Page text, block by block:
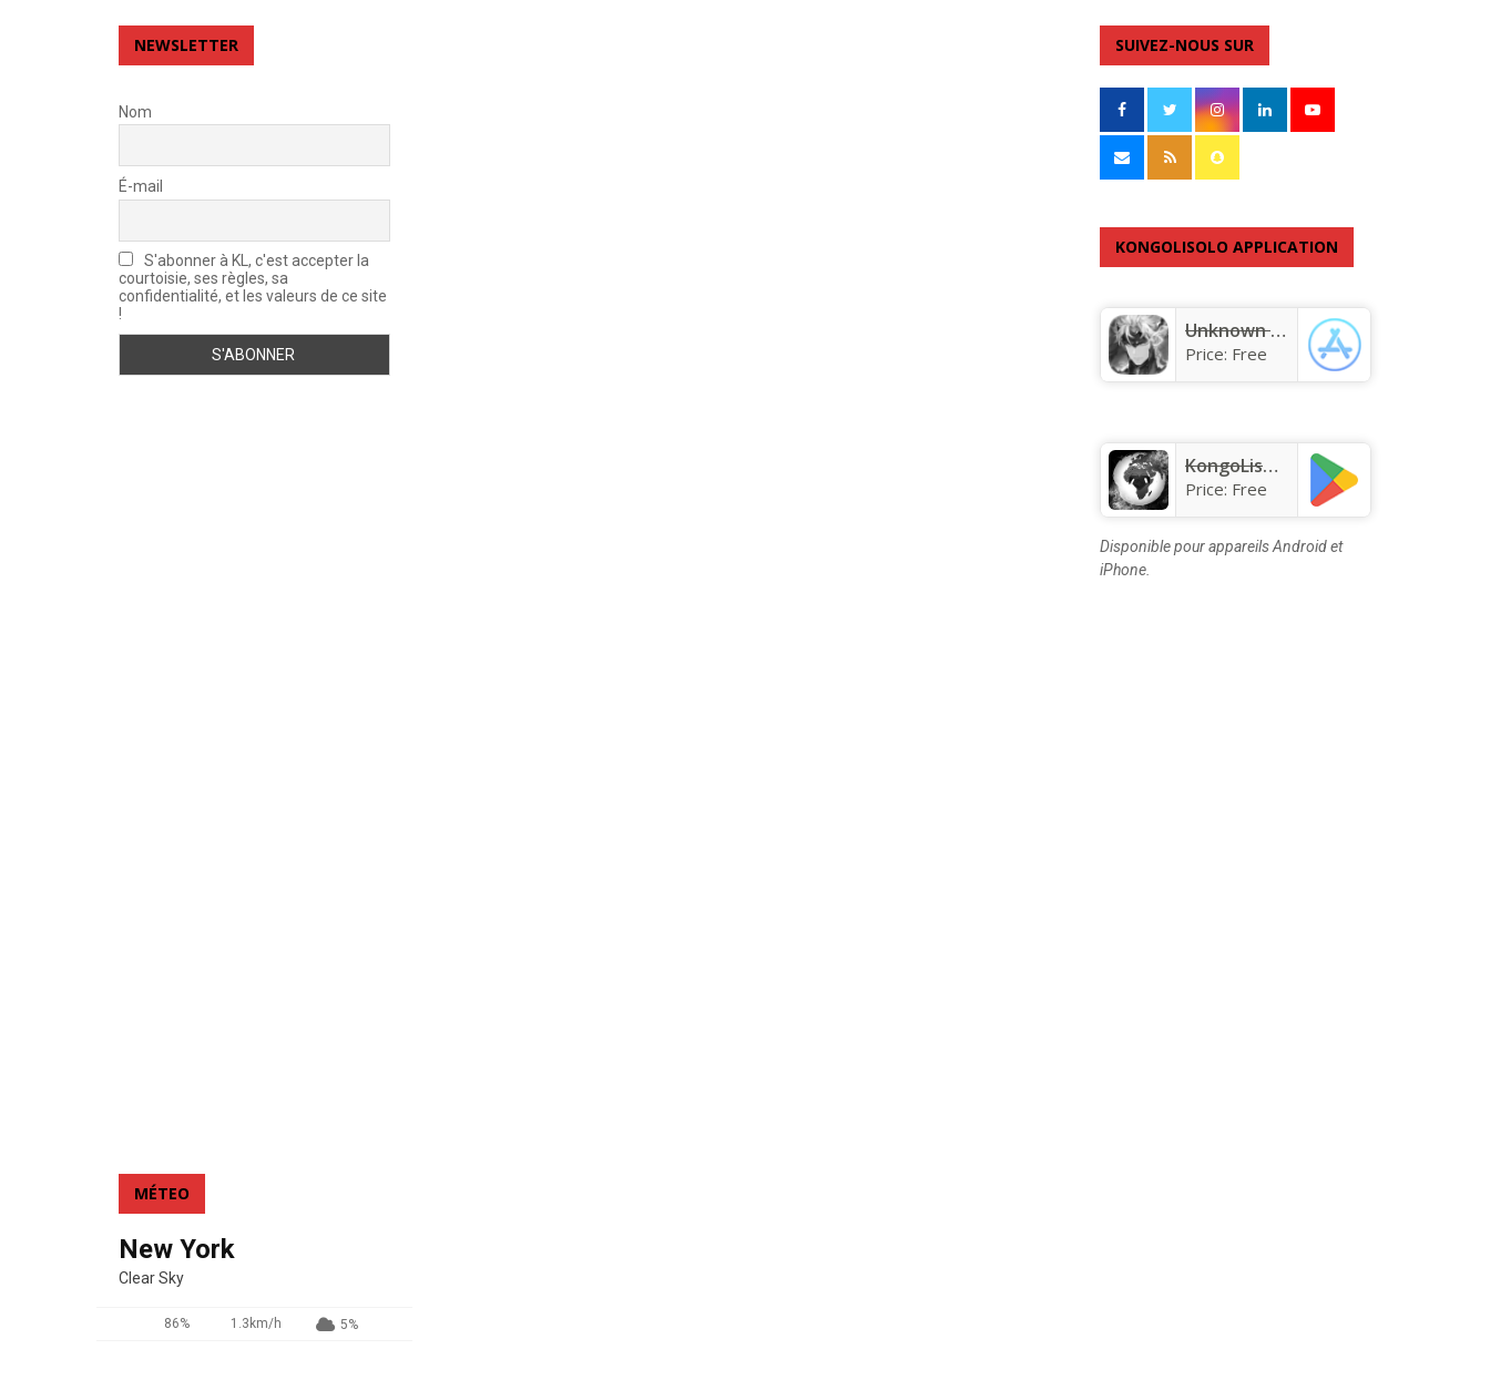
NEWSLETTER
Nom
É-mail
S'abonner à KL, c'est accepter la
courtoisie, ses règles, sa
confidentialité, et les valeurs de ce site
!
MÉTEO
New York
Clear Sky
86% 1.3km/h 5%
SUIVEZ-NOUS SUR
KONGOLISOLO APPLICATION
Unknown app
Price: Free
KongoLisolo
Price: Free
Disponible pour appareils Android et
iPhone.